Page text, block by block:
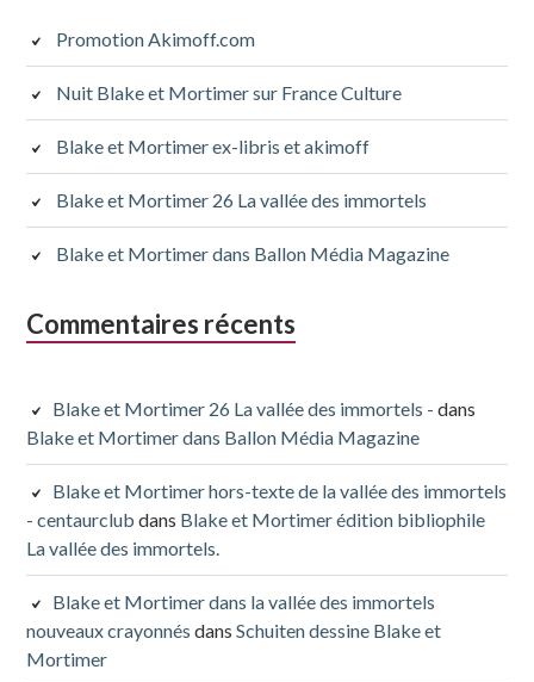
subsidiaire
Promotion Akimoff.com
Nuit Blake et Mortimer sur France Culture
Blake et Mortimer ex-libris et akimoff
Blake et Mortimer 26 La vallée des immortels
Blake et Mortimer dans Ballon Média Magazine
Commentaires récents
Blake et Mortimer 26 La vallée des immortels - dans
Blake et Mortimer dans Ballon Média Magazine
Blake et Mortimer hors-texte de la vallée des immortels
- centaurclub dans Blake et Mortimer édition bibliophile
La vallée des immortels.
Blake et Mortimer dans la vallée des immortels
nouveaux crayonnés dansSchuiten dessine Blake et
Mortimer